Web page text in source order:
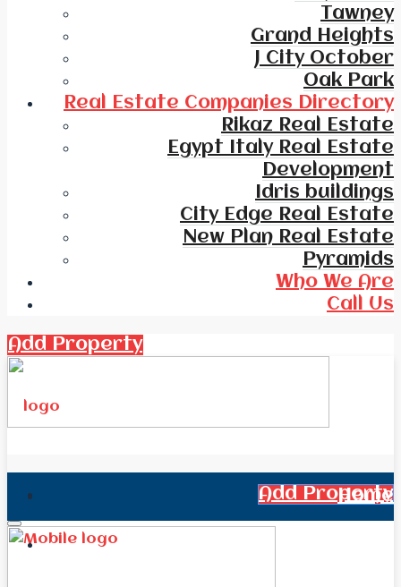
Tawney
Grand Heights
J City October
Oak Park
Real Estate Companies Directory
Rikaz Real Estate
Egypt Italy Real Estate
Development
Idris buildings
City Edge Real Estate
New Plan Real Estate
Pyramids
Who We Are
Call Us
Add Property
Add Property
Home